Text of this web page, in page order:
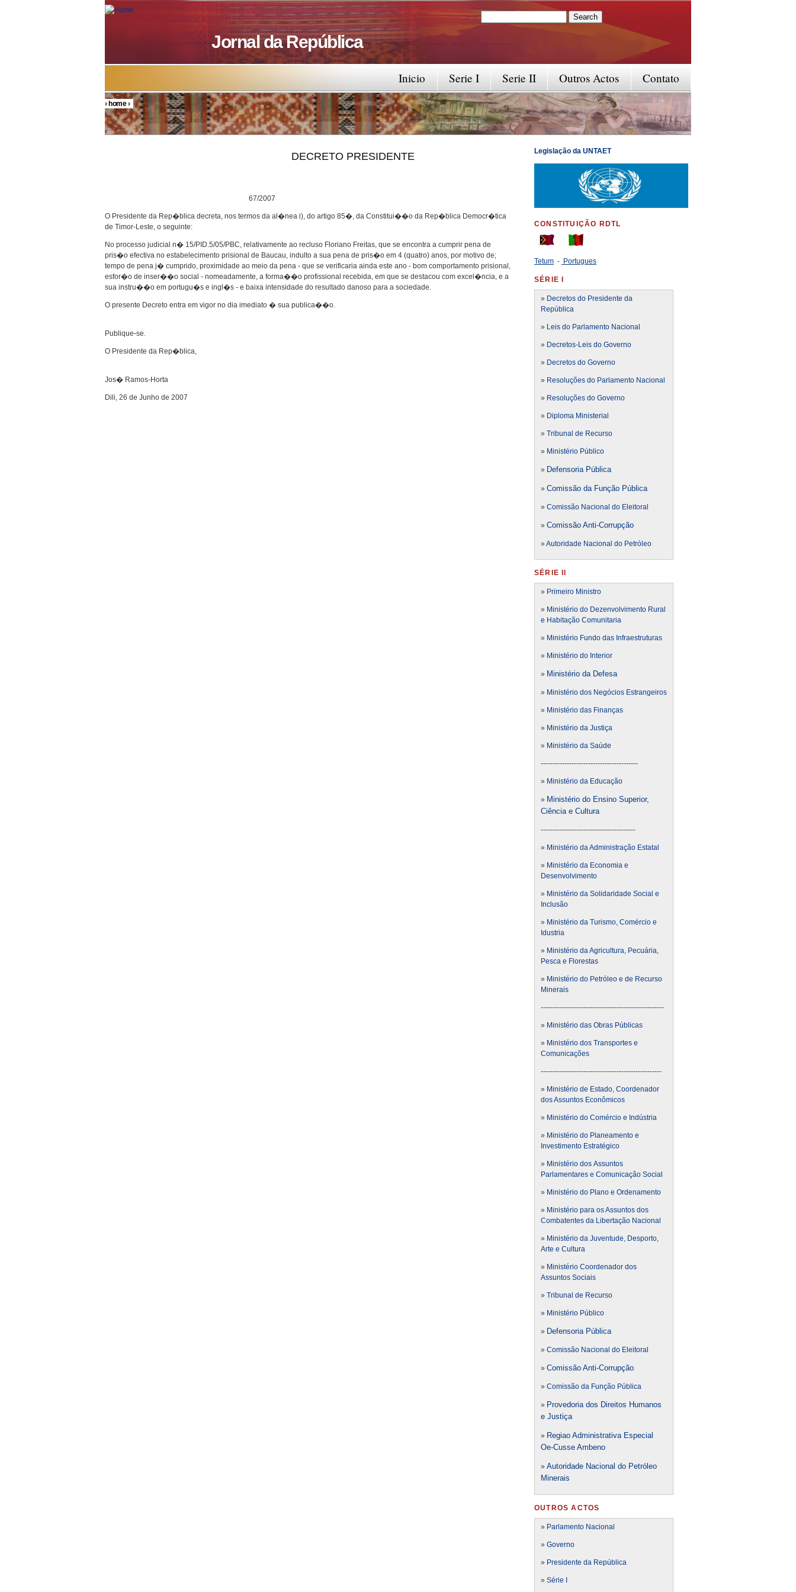
Jornal da República
Search form
Contato
Outros Actos
Serie II
Serie I
Inicio
You are here
›home›
DECRETO PRESIDENTE
67/2007
O Presidente da Rep�blica decreta, nos termos da al�nea i), do artigo 85�, da Constitui��o da Rep�blica Democr�tica
de Timor-Leste, o seguinte:
No processo judicial n� 15/PID.5/05/PBC, relativamente ao recluso Floriano Freitas, que se encontra a cumprir pena de
pris�o efectiva no estabelecimento prisional de Baucau, indulto a sua pena de pris�o em 4 (quatro) anos, por motivo de;
tempo de pena j� cumprido, proximidade ao meio da pena - que se verificaria ainda este ano - bom comportamento prisional,
esfor�o de inser��o social - nomeadamente, a forma��o profissional recebida, em que se destacou com excel�ncia, e a
sua instru��o em portugu�s e ingl�s - e baixa intensidade do resultado danoso para a sociedade.
O presente Decreto entra em vigor no dia imediato � sua publica��o.
Publique-se.
O Presidente da Rep�blica,
Jos� Ramos-Horta
Dili, 26 de Junho de 2007
Legislação da UNTAET
CONSTITUIÇÃO RDTL
Tetum - Portugues
SÉRIE I
» Decretos do Presidente da
República
» Leis do Parlamento Nacional
» Decretos-Leis do Governo
» Decretos do Governo
» Resoluções do Parlamento Nacional
» Resoluções do Governo
» Diploma Ministerial
» Tribunal de Recurso
» Ministério Público
» Defensoria Pública
» Comissão da Função Pública
» Comissão Nacional do Eleitoral
» Comissão Anti-Corrupção
» Autoridade Nacional do Petróleo
SÉRIE II
» Primeiro Ministro
» Ministério do Dezenvolvimento Rural
e Habitação Comunitaria
» Ministério Fundo das Infraestruturas
» Ministério do Interior
» Ministério da Defesa
» Ministério dos Negócios Estrangeiros
» Ministério das Finanças
» Ministério da Justiça
» Ministério da Saúde
-----------------------------------------
» Ministério da Educação
» Ministério do Ensino Superior,
Ciência e Cultura
----------------------------------------
» Ministério da Administração Estatal
» Ministério da Economia e
Desenvolvimento
» Ministério da Solidaridade Social e
Inclusão
» Ministério da Turismo, Comércio e
Idustria
» Ministério da Agricultura, Pecuária,
Pesca e Florestas
» Ministério do Petróleo e de Recurso
Minerais
----------------------------------------------------
» Ministério das Obras Públicas
» Ministério dos Transportes e
Comunicações
---------------------------------------------------
» Ministério de Estado, Coordenador
dos Assuntos Econômicos
» Ministério do Comércio e Indústria
» Ministério do Planeamento e
Investimento Estratégico
» Ministério dos Assuntos
Parlamentares e Comunicação Social
» Ministério do Plano e Ordenamento
» Ministério para os Assuntos dos
Combatentes da Libertação Nacional
» Ministério da Juventude, Desporto,
Arte e Cultura
» Ministério Coordenador dos
Assuntos Sociais
» Tribunal de Recurso
» Ministério Público
» Defensoria Pública
» Comissão Nacional do Eleitoral
» Comissão Anti-Corrupção
» Comissão da Função Pública
» Provedoria dos Direitos Humanos
e Justiça
» Regiao Administrativa Especial
Oe-Cusse Ambeno
» Autoridade Nacional do Petróleo
Minerais
OUTROS ACTOS
» Parlamento Nacional
» Governo
» Presidente da República
» Série I